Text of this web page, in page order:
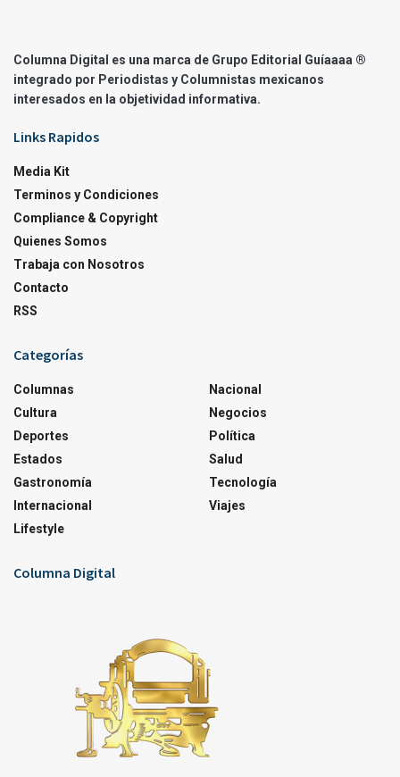
Columna Digital es una marca de Grupo Editorial Guíaaaa ®
integrado por Periodistas y Columnistas mexicanos
interesados en la objetividad informativa.
Links Rapidos
Media Kit
Terminos y Condiciones
Compliance & Copyright
Quienes Somos
Trabaja con Nosotros
Contacto
RSS
Categorías
Columnas
Cultura
Deportes
Estados
Gastronomía
Internacional
Lifestyle
Nacional
Negocios
Política
Salud
Tecnología
Viajes
Columna Digital